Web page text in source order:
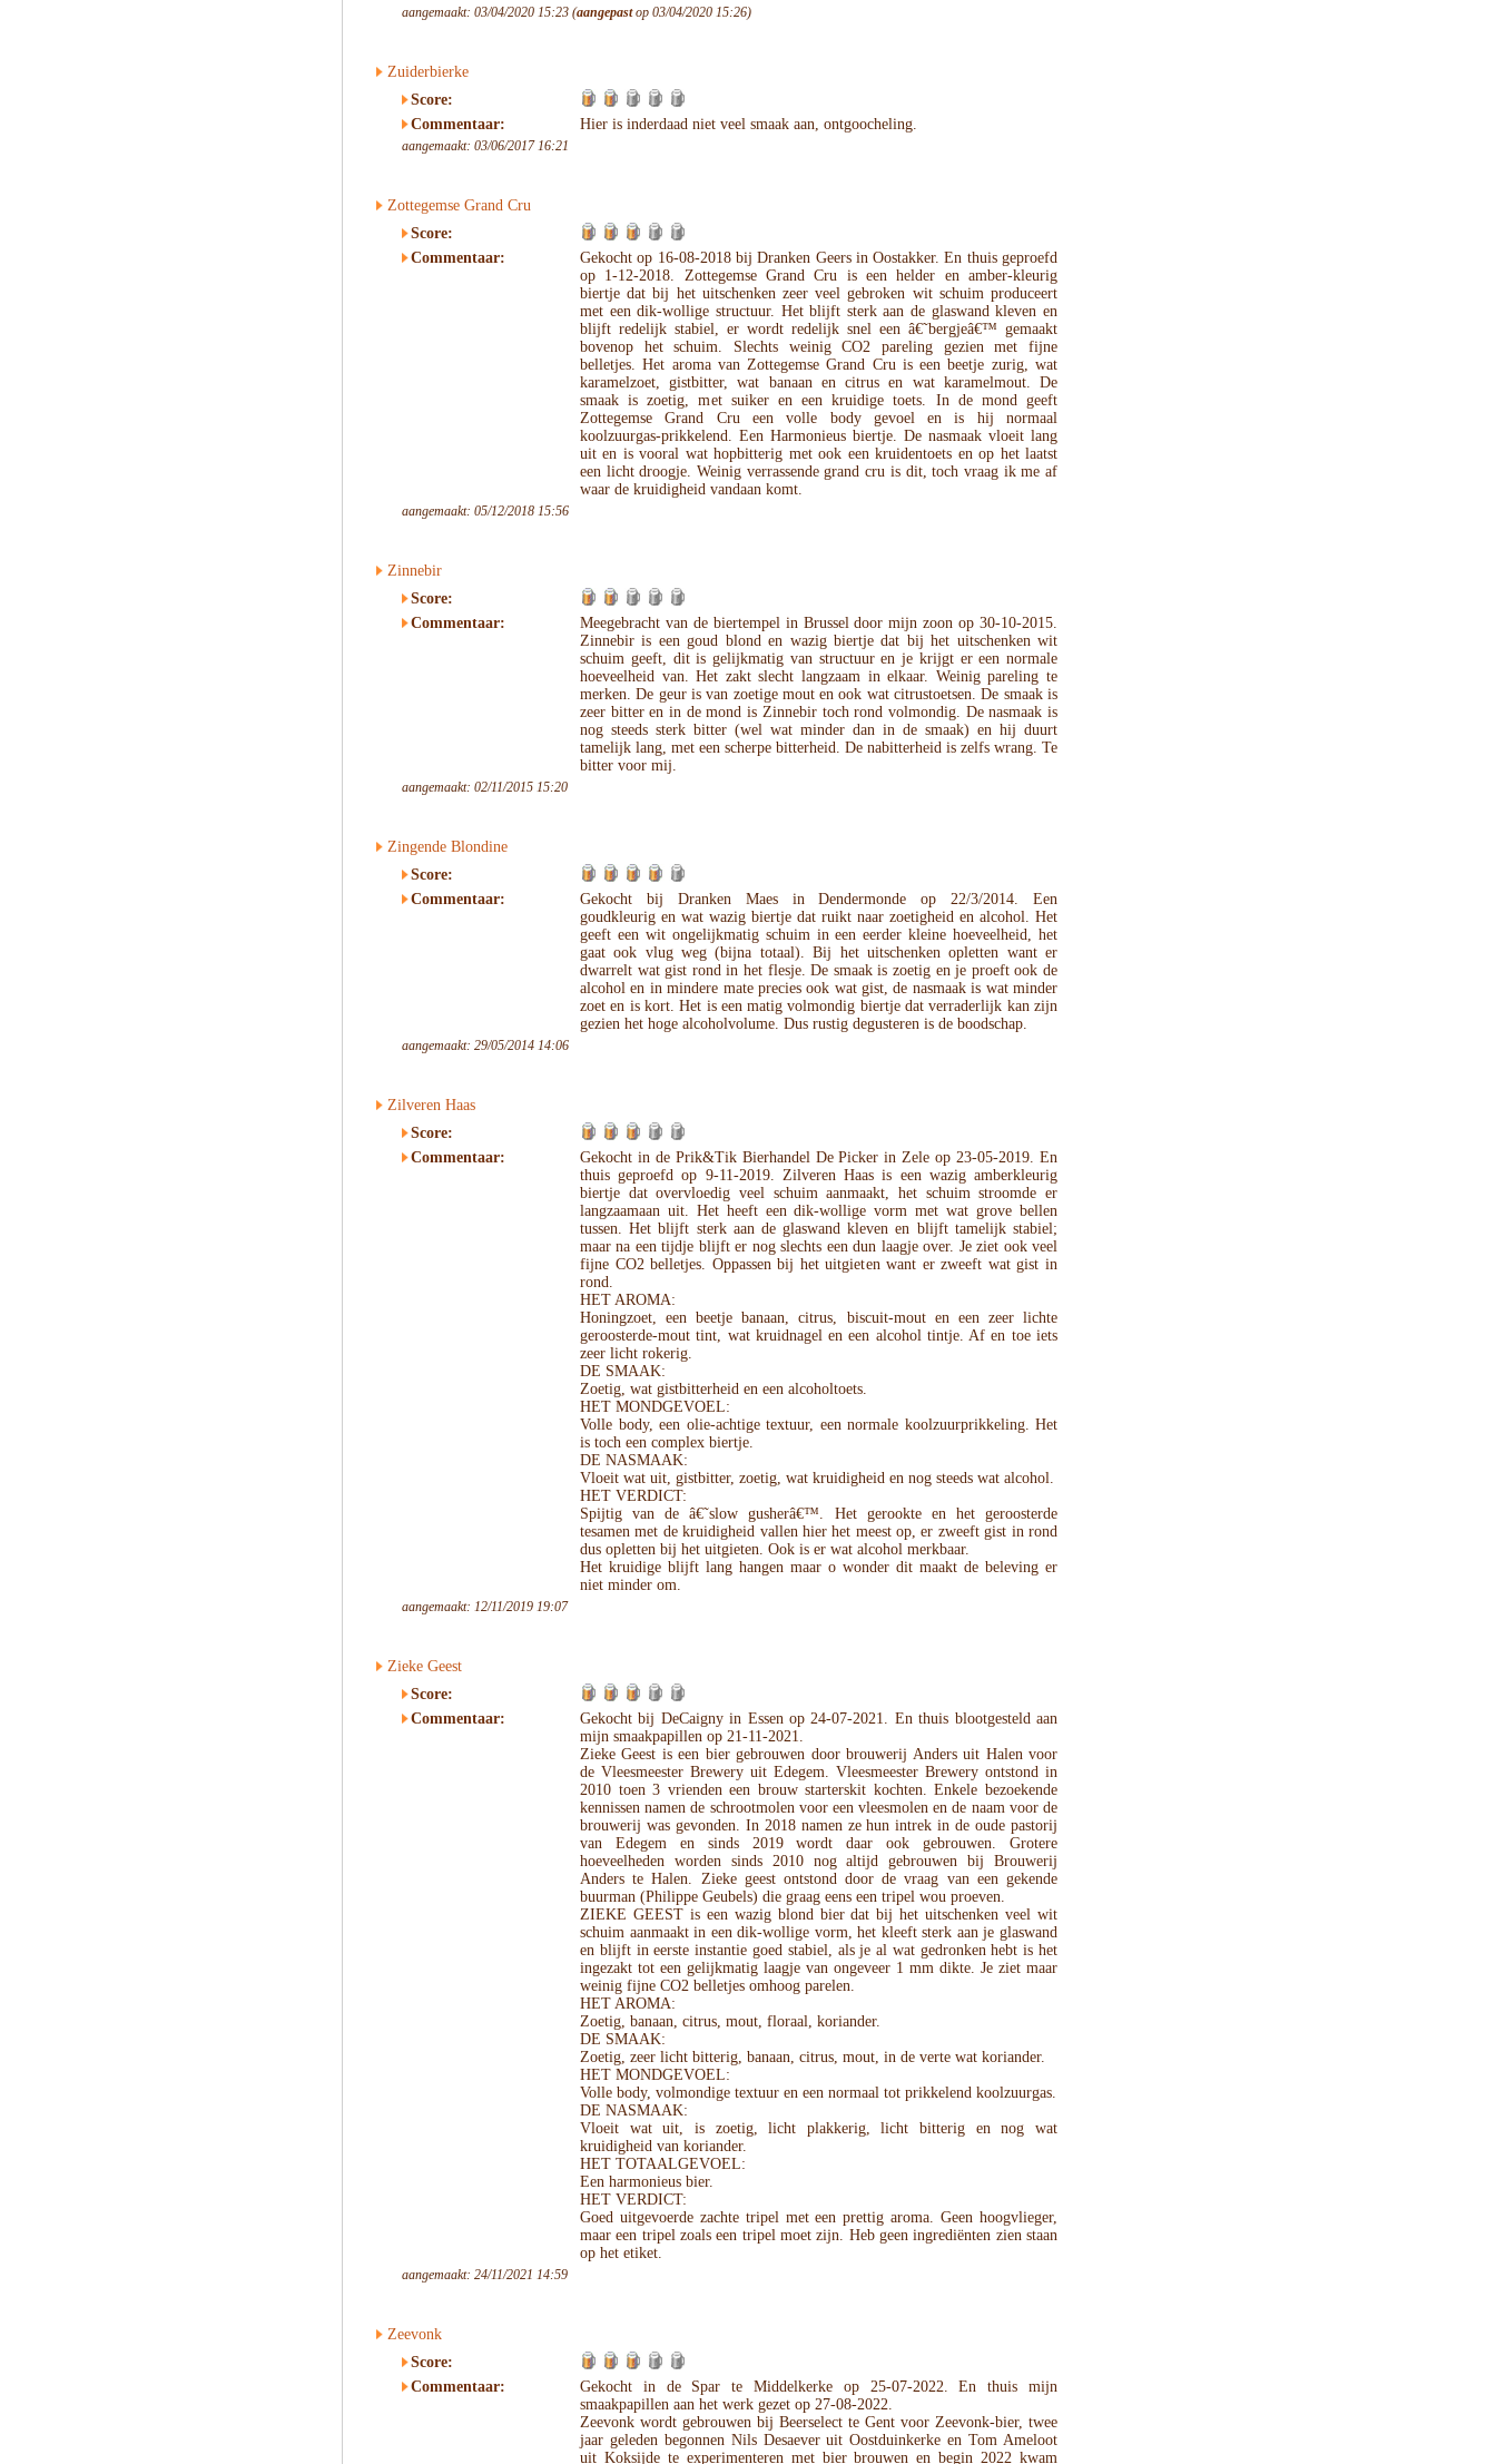
aangemaakt: 03/04/2020 15:23 (aangepastop 03/04/2020 15:26)
Zuiderbierke
Score:
Commentaar:
Hier is inderdaad niet veel smaak aan, ontgoocheling.
aangemaakt: 03/06/2017 16:21
Zottegemse Grand Cru
Score:
Commentaar:
Gekocht op 16-08-2018 bij Dranken Geers in Oostakker. En thuis geproefd
op 1-12-2018. Zottegemse Grand Cru is een helder en amber-kleurig
biertje dat bij het uitschenken zeer veel gebroken wit schuim produceert
met een dik-wollige structuur. Het blijft sterk aan de glaswand kleven en
blijft redelijk stabiel, er wordt redelijk snel een â€˜bergjeâ€™ gemaakt
bovenop het schuim. Slechts weinig CO2 pareling gezien met fijne
belletjes. Het aroma van Zottegemse Grand Cru is een beetje zurig, wat
karamelzoet, gistbitter, wat banaan en citrus en wat karamelmout. De
smaak is zoetig, met suiker en een kruidige toets. In de mond geeft
Zottegemse Grand Cru een volle body gevoel en is hij normaal
koolzuurgas-prikkelend. Een Harmonieus biertje. De nasmaak vloeit lang
uit en is vooral wat hopbitterig met ook een kruidentoets en op het laatst
een licht droogje. Weinig verrassende grand cru is dit, toch vraag ik me af
waar de kruidigheid vandaan komt.
aangemaakt: 05/12/2018 15:56
Zinnebir
Score:
Commentaar:
Meegebracht van de biertempel in Brussel door mijn zoon op 30-10-2015.
Zinnebir is een goud blond en wazig biertje dat bij het uitschenken wit
schuim geeft, dit is gelijkmatig van structuur en je krijgt er een normale
hoeveelheid van. Het zakt slecht langzaam in elkaar. Weinig pareling te
merken. De geur is van zoetige mout en ook wat citrustoetsen. De smaak is
zeer bitter en in de mond is Zinnebir toch rond volmondig. De nasmaak is
nog steeds sterk bitter (wel wat minder dan in de smaak) en hij duurt
tamelijk lang, met een scherpe bitterheid. De nabitterheid is zelfs wrang. Te
bitter voor mij.
aangemaakt: 02/11/2015 15:20
Zingende Blondine
Score:
Commentaar:
Gekocht bij Dranken Maes in Dendermonde op 22/3/2014. Een
goudkleurig en wat wazig biertje dat ruikt naar zoetigheid en alcohol. Het
geeft een wit ongelijkmatig schuim in een eerder kleine hoeveelheid, het
gaat ook vlug weg (bijna totaal). Bij het uitschenken opletten want er
dwarrelt wat gist rond in het flesje. De smaak is zoetig en je proeft ook de
alcohol en in mindere mate precies ook wat gist, de nasmaak is wat minder
zoet en is kort. Het is een matig volmondig biertje dat verraderlijk kan zijn
gezien het hoge alcoholvolume. Dus rustig degusteren is de boodschap.
aangemaakt: 29/05/2014 14:06
Zilveren Haas
Score:
Commentaar:
Gekocht in de Prik&Tik Bierhandel De Picker in Zele op 23-05-2019. En
thuis geproefd op 9-11-2019. Zilveren Haas is een wazig amberkleurig
biertje dat overvloedig veel schuim aanmaakt, het schuim stroomde er
langzaamaan uit. Het heeft een dik-wollige vorm met wat grove bellen
tussen. Het blijft sterk aan de glaswand kleven en blijft tamelijk stabiel;
maar na een tijdje blijft er nog slechts een dun laagje over. Je ziet ook veel
fijne CO2 belletjes. Oppassen bij het uitgieten want er zweeft wat gist in
rond.
HET AROMA:
Honingzoet, een beetje banaan, citrus, biscuit-mout en een zeer lichte
geroosterde-mout tint, wat kruidnagel en een alcohol tintje. Af en toe iets
zeer licht rokerig.
DE SMAAK:
Zoetig, wat gistbitterheid en een alcoholtoets.
HET MONDGEVOEL:
Volle body, een olie-achtige textuur, een normale koolzuurprikkeling. Het
is toch een complex biertje.
DE NASMAAK:
Vloeit wat uit, gistbitter, zoetig, wat kruidigheid en nog steeds wat alcohol.
HET VERDICT:
Spijtig van de â€˜slow gusherâ€™. Het gerookte en het geroosterde
tesamen met de kruidigheid vallen hier het meest op, er zweeft gist in rond
dus opletten bij het uitgieten. Ook is er wat alcohol merkbaar.
Het kruidige blijft lang hangen maar o wonder dit maakt de beleving er
niet minder om.
aangemaakt: 12/11/2019 19:07
Zieke Geest
Score:
Commentaar:
Gekocht bij DeCaigny in Essen op 24-07-2021. En thuis blootgesteld aan
mijn smaakpapillen op 21-11-2021.
Zieke Geest is een bier gebrouwen door brouwerij Anders uit Halen voor
de Vleesmeester Brewery uit Edegem. Vleesmeester Brewery ontstond in
2010 toen 3 vrienden een brouw starterskit kochten. Enkele bezoekende
kennissen namen de schrootmolen voor een vleesmolen en de naam voor de
brouwerij was gevonden. In 2018 namen ze hun intrek in de oude pastorij
van Edegem en sinds 2019 wordt daar ook gebrouwen. Grotere
hoeveelheden worden sinds 2010 nog altijd gebrouwen bij Brouwerij
Anders te Halen. Zieke geest ontstond door de vraag van een gekende
buurman (Philippe Geubels) die graag eens een tripel wou proeven.
ZIEKE GEEST is een wazig blond bier dat bij het uitschenken veel wit
schuim aanmaakt in een dik-wollige vorm, het kleeft sterk aan je glaswand
en blijft in eerste instantie goed stabiel, als je al wat gedronken hebt is het
ingezakt tot een gelijkmatig laagje van ongeveer 1 mm dikte. Je ziet maar
weinig fijne CO2 belletjes omhoog parelen.
HET AROMA:
Zoetig, banaan, citrus, mout, floraal, koriander.
DE SMAAK:
Zoetig, zeer licht bitterig, banaan, citrus, mout, in de verte wat koriander.
HET MONDGEVOEL:
Volle body, volmondige textuur en een normaal tot prikkelend koolzuurgas.
DE NASMAAK:
Vloeit wat uit, is zoetig, licht plakkerig, licht bitterig en nog wat
kruidigheid van koriander.
HET TOTAALGEVOEL:
Een harmonieus bier.
HET VERDICT:
Goed uitgevoerde zachte tripel met een prettig aroma. Geen hoogvlieger,
maar een tripel zoals een tripel moet zijn. Heb geen ingrediënten zien staan
op het etiket.
aangemaakt: 24/11/2021 14:59
Zeevonk
Score:
Commentaar:
Gekocht in de Spar te Middelkerke op 25-07-2022. En thuis mijn
smaakpapillen aan het werk gezet op 27-08-2022.
Zeevonk wordt gebrouwen bij Beerselect te Gent voor Zeevonk-bier, twee
jaar geleden begonnen Nils Desaever uit Oostduinkerke en Tom Ameloot
uit Koksijde te experimenteren met bier brouwen en begin 2022 kwam